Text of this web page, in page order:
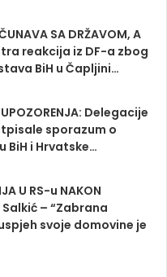
SA DRŽAVOM, A
reakcija iz DF-a zbog
BiH u Čapljini…
UPOZORENJA: Delegacije
sporazum o
BiH i Hrvatske…
U RS-u NAKON
Salkić – “Zabrana
svoje domovine je